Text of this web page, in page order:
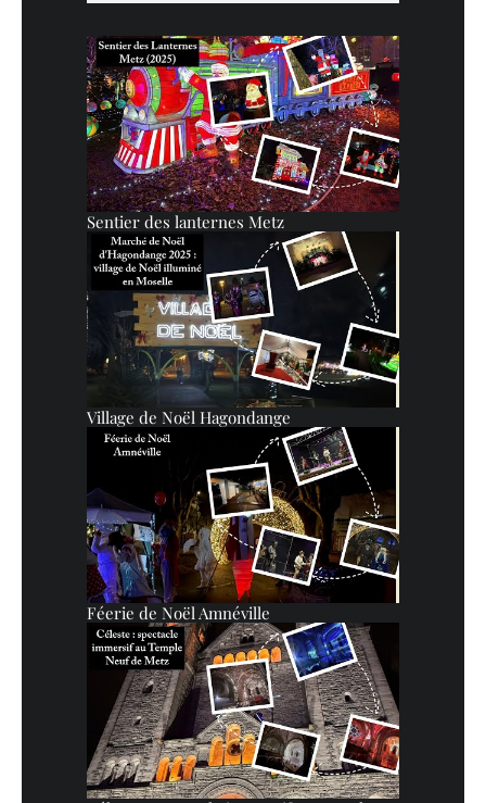
Sentier des lanternes Metz
Village de Noël Hagondange
Féerie de Noël Amnéville